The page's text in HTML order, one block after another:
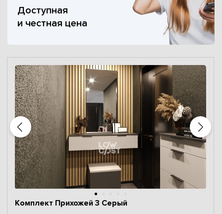
Доступная
и честная цена
Комплект Прихожей 3 Серый